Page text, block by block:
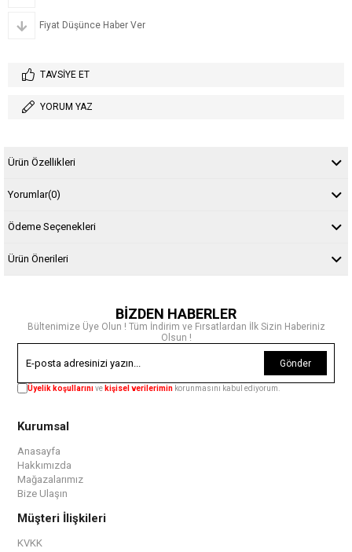
Fiyat Düşünce Haber Ver
TAVSIYE ET
YORUM YAZ
Ürün Özellikleri
Yorumlar(0)
Ödeme Seçenekleri
Ürün Önerileri
BİZDEN HABERLER
Bültenimize Üye Olun ! Tüm İndirim ve Fırsatlardan İlk Sizin Haberiniz
Olsun !
Gönder
Üyelik koşullarınıve kişisel verilerimin korunmasını kabul ediyorum.
Kurumsal
Anasayfa
Hakkımızda
Mağazalarımız
Bize Ulaşın
Müşteri İlişkileri
KVKK